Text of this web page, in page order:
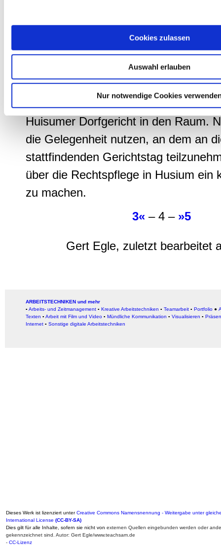
Cookies zulassen
Auswahl erlauben
Nur notwendige Cookies
Dorfrichter durch seinen
erst recht verschlimmert habe.
zu Kenntnis, dass Adam in Huisum
Kassen verwalte, und stellt damit
weiter nachzugehen, finanzielle
Huisumer Dorfgericht in den Raum.
die Gelegenheit nutzen, an dem an
stattfindenden Gerichtstag
über die Rechtspflege in Husium ein
zu machen.
3«– 4 – »5
Gert Egle, zuletzt bearbeitet
ARBEITSTECHNIKEN und mehr
▪ Arbeits- und Zeitmanagement ▪ Kreative Arbeitstechniken ▪ Teamarbeit ▪ Portfolio ●
Texten ▪ Arbeit mit Film und Video ▪ Mündliche Kommunikation ▪ Visualisieren ▪
Internet ▪ Sonstige digitale Arbeitstechniken
Dieses Werk ist lizenziert unterCreative Commons Namensnennung - Weitergabe unter
International License (CC-BY-SA)
Dies gilt für alle Inhalte, sofern sie nicht von externen Quellen eingebunden werden oder
gekennzeichnet sind. Autor: Gert Egle/www.teachsam.de
- CC-Lizenz